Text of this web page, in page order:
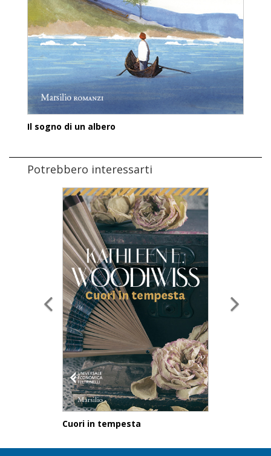
Il sogno di un albero
Potrebbero interessarti
Cuori in tempesta